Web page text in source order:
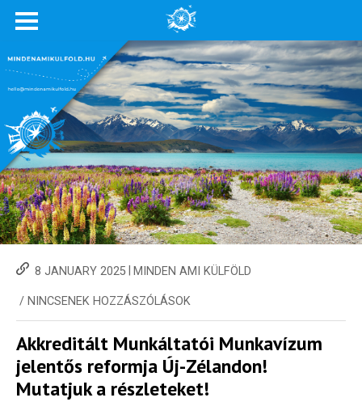
8 JANUARY 2025 MINDEN AMI KÜLFÖLD
/ NINCSENEK HOZZÁSZÓLÁSOK
Akkreditált Munkáltatói Munkavízum
jelentős reformja Új-Zélandon!
Mutatjuk a részleteket!